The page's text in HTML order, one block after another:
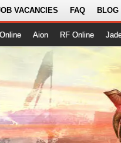
VACANCIES FAQ BLOG
Aion RF Online